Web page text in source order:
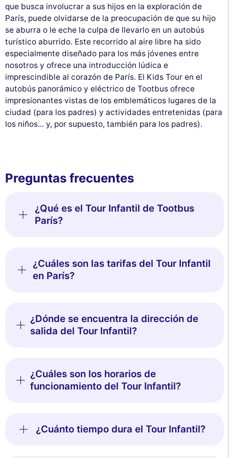
que busca involucrar a sus hijos en la exploración de
París, puede olvidarse de la preocupación de que su hijo
se aburra o le eche la culpa de llevarlo en un autobús
turístico aburrido. Este recorrido al aire libre ha sido
especialmente diseñado para los más jóvenes entre
nosotros y ofrece una introducción lúdica e
imprescindible al corazón de París. El Kids Tour en el
autobús panorámico y eléctrico de Tootbus ofrece
impresionantes vistas de los emblemáticos lugares de la
ciudad (para los padres) y actividades entretenidas (para
los niños... y, por supuesto, también para los padres).
Preguntas frecuentes
¿Qué es el Tour Infantil de Tootbus
París?
¿Cuáles son las tarifas del Tour Infantil
en París?
¿Dónde se encuentra la dirección de
salida del Tour Infantil?
¿Cuáles son los horarios de
funcionamiento del Tour Infantil?
¿Cuánto tiempo dura el Tour Infantil?